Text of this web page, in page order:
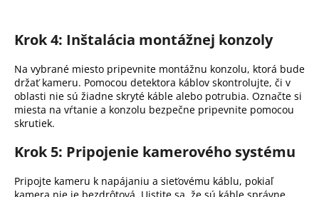
Krok 4: Inštalácia montážnej konzoly
Na vybrané miesto pripevnite montážnu konzolu, ktorá bude
držať kameru. Pomocou detektora káblov skontrolujte, či v
oblasti nie sú žiadne skryté káble alebo potrubia. Označte si
miesta na vŕtanie a konzolu bezpečne pripevnite pomocou
skrutiek.
Krok 5: Pripojenie kamerového systému
Pripojte kameru k napájaniu a sieťovému káblu, pokiaľ
kamera nie je bezdrôtová. Uistite sa, že sú káble správne